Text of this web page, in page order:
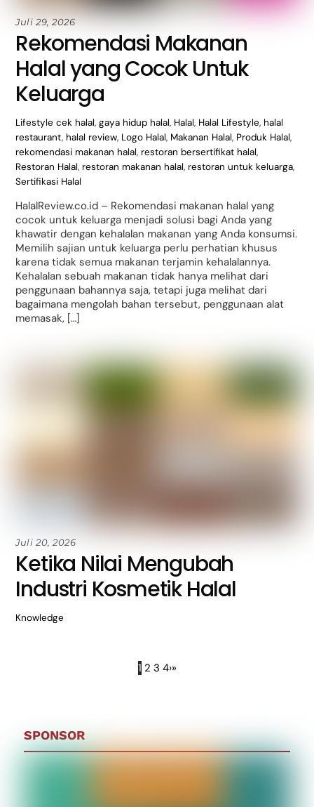
Juli 29, 2026
Rekomendasi Makanan
Halal yang Cocok Untuk
Keluarga
Lifestyle cek halal,gaya hidup halal, Halal, Halal Lifestyle, halal
restaurant, halal review, Logo Halal, Makanan Halal, Produk Halal,
rekomendasi makanan halal, restoran bersertifikat halal,
Restoran Halal, restoran makanan halal, restoran untuk keluarga,
Sertifikasi Halal
HalalReview.co.id – Rekomendasi makanan halal yang
cocok untuk keluarga menjadi solusi bagi Anda yang
khawatir dengan kehalalan makanan yang Anda konsumsi.
Memilih sajian untuk keluarga perlu perhatian khusus
karena tidak semua makanan terjamin kehalalannya.
Kehalalan sebuah makanan tidak hanya melihat dari
penggunaan bahannya saja, tetapi juga melihat dari
bagaimana mengolah bahan tersebut, penggunaan alat
memasak, […]
Juli 20, 2026
Ketika Nilai Mengubah
Industri Kosmetik Halal
Knowledge
1 2 3 4›»
SPONSOR